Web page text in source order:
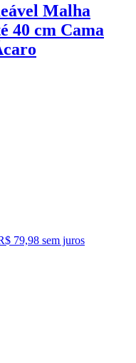
Malha
40 cm Cama
79,98 sem juros